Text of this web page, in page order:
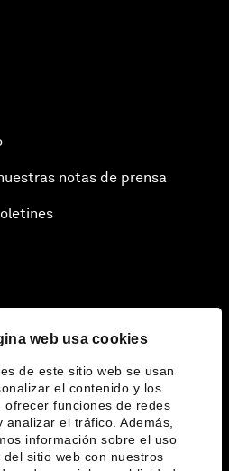
web usa cookies
de este sitio web se usan
el contenido y los
ofrecer funciones de redes
analizar el tráfico. Además,
información sobre el uso
del sitio web con nuestros
notas de prensa